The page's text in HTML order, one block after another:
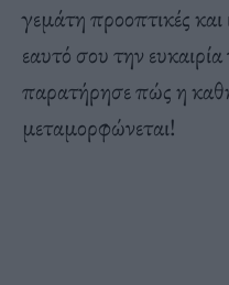
γεμάτη προοπτικές
εαυτό σου την
παρατήρησε πώς η
μεταμορφώνεται!